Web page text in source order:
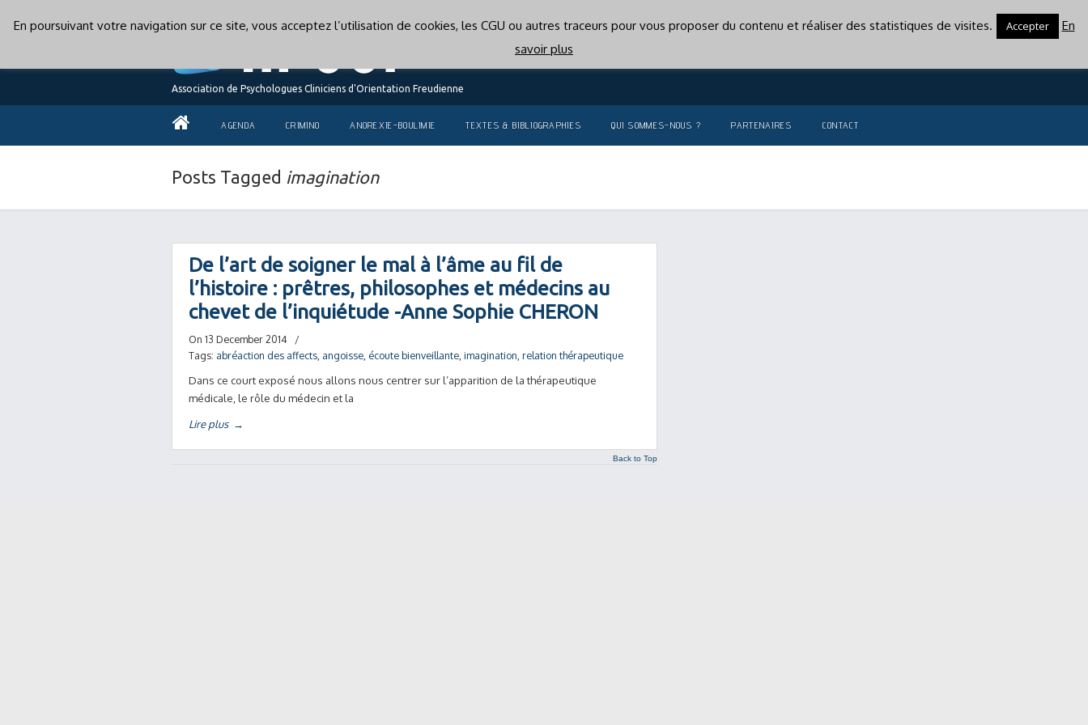
Association de Psychologues Cliniciens d'Orientation Freudienne
AGENDA CRIMINO ANOREXIE-BOULIMIE TEXTES & BIBLIOGRAPHIES QUI SOMMES-NOUS ? PARTENAIRES CONTACT
Posts Tagged imagination
De l’art de soigner le mal à l’âme au fil de
l’histoire : prêtres, philosophes et médecins au
chevet de l’inquiétude -Anne Sophie CHERON
On 13 December 2014
/
Tags: abréaction des affects angoisse écoute bienveillante imagination relation thérapeutique
Dans ce court exposé nous allons nous centrer sur l’apparition de la thérapeutique
médicale, le rôle du médecin et la
Lire plus →
Back to Top
En poursuivant votre navigation sur ce site, vous acceptez l’utilisation de cookies, les CGU ou autres traceurs pour vous proposer du contenu et réaliser des statistiques de visites. Accepter
En
savoir plus